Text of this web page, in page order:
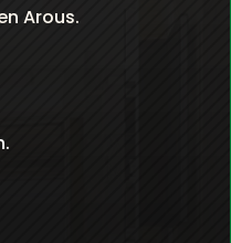
Arous.